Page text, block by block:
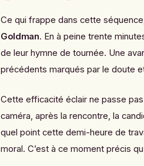
Ce qui frappe dans cette
Goldman. En à peine trente
de leur hymne de tournée. Une
précédents marqués par le doute
Cette efficacité éclair ne passe
caméra, après la rencontre, la
quel point cette demi-heure de
moral. C’est à ce moment précis